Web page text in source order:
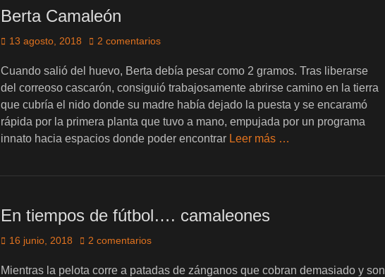
Berta Camaleón
Publicado
13 agosto, 2018 2 comentarios
Cuando salió del huevo, Berta debía pesar como 2 gramos. Tras liberarse
del correoso cascarón, consiguió trabajosamente abrirse camino en la tierra
que cubría el nido donde su madre había dejado la puesta y se encaramó
rápida por la primera planta que tuvo a mano, empujada por un programa
innato hacia espacios donde poder encontrar Leer más …
En tiempos de fútbol…. camaleones
Publicado
16 junio, 2018 2 comentarios
Mientras la pelota corre a patadas de zánganos que cobran demasiado y son